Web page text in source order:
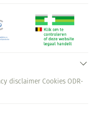
disclaimer Cookies ODR-